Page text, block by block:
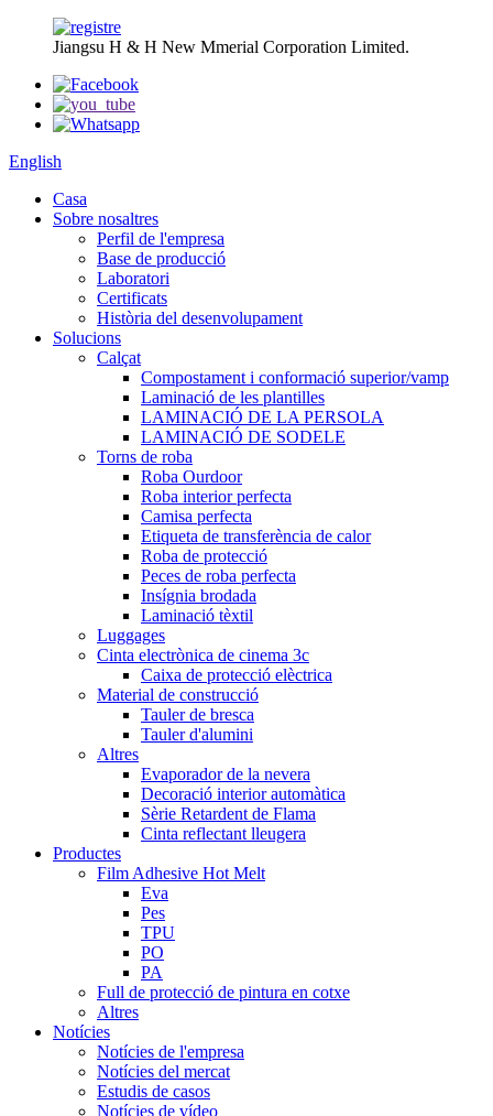
Jiangsu H & H New Mmerial Corporation Limited.
English
Casa
Sobre nosaltres
Perfil de l'empresa
Base de producció
Laboratori
Certificats
Història del desenvolupament
Solucions
Calçat
Compostament i conformació superior/vamp
Laminació de les plantilles
LAMINACIÓ DE LA PERSOLA
LAMINACIÓ DE SODELE
Torns de roba
Roba Ourdoor
Roba interior perfecta
Camisa perfecta
Etiqueta de transferència de calor
Roba de protecció
Peces de roba perfecta
Insígnia brodada
Laminació tèxtil
Luggages
Cinta electrònica de cinema 3c
Caixa de protecció elèctrica
Material de construcció
Tauler de bresca
Tauler d'alumini
Altres
Evaporador de la nevera
Decoració interior automàtica
Sèrie Retardent de Flama
Cinta reflectant lleugera
Productes
Film Adhesive Hot Melt
Eva
Pes
TPU
PO
PA
Full de protecció de pintura en cotxe
Altres
Notícies
Notícies de l'empresa
Notícies del mercat
Estudis de casos
Notícies de vídeo